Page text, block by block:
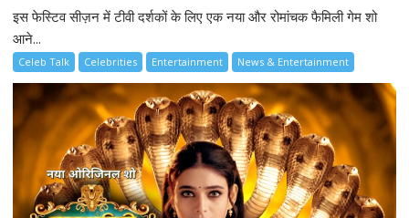
इस फेस्टिव सीज़न में टीवी दर्शकों के लिए एक नया और रोमांचक फैमिली गेम शो
आने...
Celeb Talk Celebrities Entertainment News & Entertainment